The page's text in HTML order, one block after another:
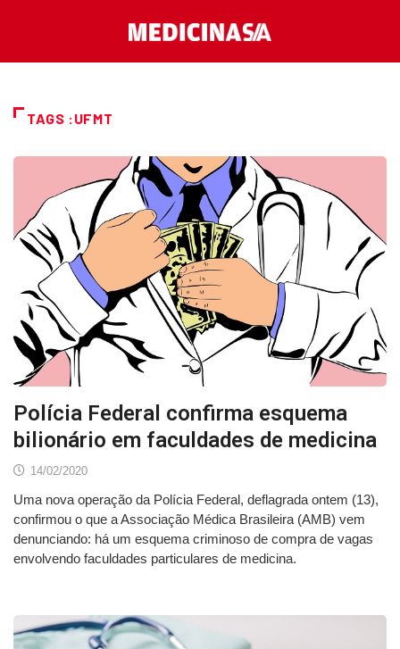
TAGS :UFMT
Polícia Federal confirma esquema
bilionário em faculdades de medicina
14/02/2020
Uma nova operação da Polícia Federal, deflagrada ontem (13),
confirmou o que a Associação Médica Brasileira (AMB) vem
denunciando: há um esquema criminoso de compra de vagas
envolvendo faculdades particulares de medicina.